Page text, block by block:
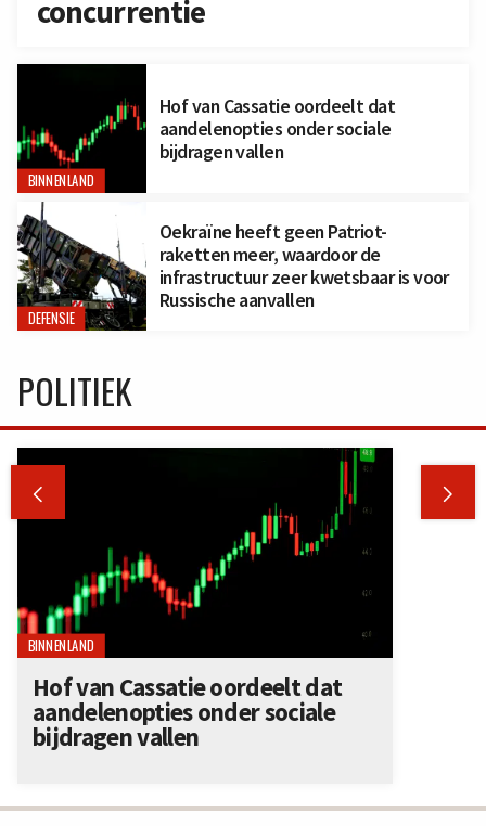
concurrentie
BINNENLAND
Hof van Cassatie oordeelt dat
aandelenopties onder sociale
bijdragen vallen
DEFENSIE
Oekraïne heeft geen Patriot-
raketten meer, waardoor de
infrastructuur zeer kwetsbaar is voor
Russische aanvallen
POLITIEK
 
BINNENLAND
Hof van Cassatie oordeelt dat
aandelenopties onder sociale
bijdragen vallen